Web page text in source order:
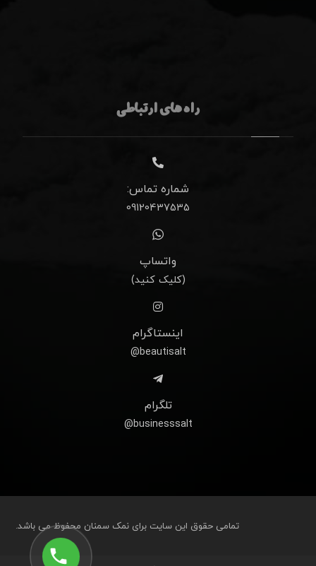
راه های ارتباطی
شماره تماس:
09120437535
واتساپ
(کلیک کنید)
اینستاگرام
beautisalt@
تلگرام
businesssalt@
تمامی حقوق این سایت برای نمک سمنان محفوظ می باشد.